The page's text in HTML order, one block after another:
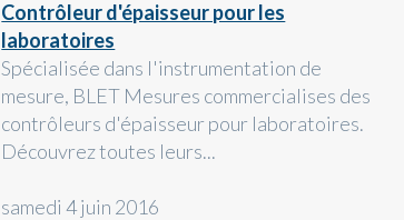
Contrôleur d'épaisseur pour les
laboratoires
Spécialisée dans l'instrumentation de
mesure, BLET Mesures commercialises des
contrôleurs d'épaisseur pour laboratoires.
Découvrez toutes leurs...
samedi 4 juin 2016